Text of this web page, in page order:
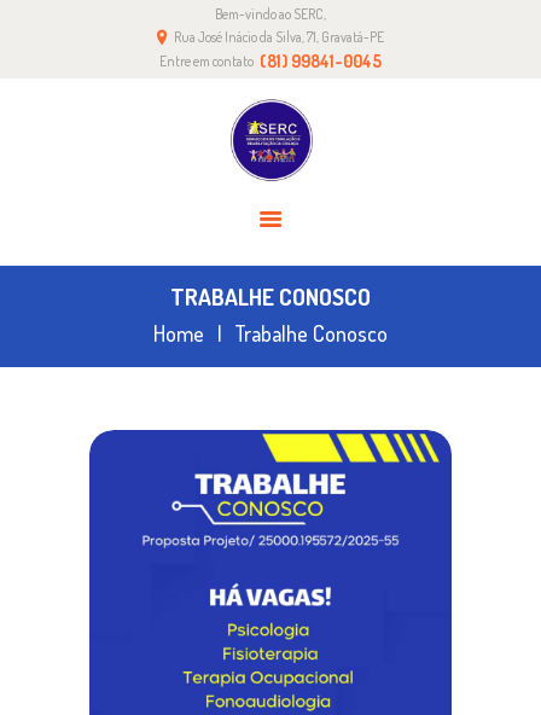
Bem-vindo ao SERC,
Rua José Inácio da Silva, 71, Gravatá-PE
Entre em contato (81) 99841-0045
TRABALHE CONOSCO
Home Trabalhe Conosco